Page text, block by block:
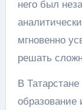
него был
мгновенно
решать
В
образование